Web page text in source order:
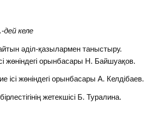
дей келе
әділ-қазылармен таныстыру.
жөніндегі орынбасары Н. Байшуақов.
ісі жөніндегі орынбасары А. Келдібаев.
жетекшісі Б. Туралина.